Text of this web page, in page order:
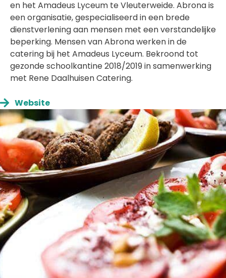
en het Amadeus Lyceum te Vleuterweide. Abrona is
een organisatie, gespecialiseerd in een brede
dienstverlening aan mensen met een verstandelijke
beperking. Mensen van Abrona werken in de
catering bij het Amadeus Lyceum. Bekroond tot
gezonde schoolkantine 2018/2019 in samenwerking
met Rene Daalhuisen Catering.
Website